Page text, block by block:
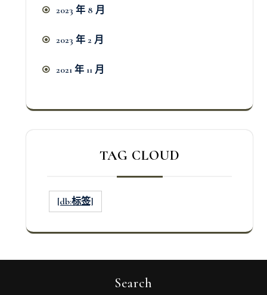
2023 年 8 月
2023 年 2 月
2021 年 11 月
TAG CLOUD
[db:标签]
Search